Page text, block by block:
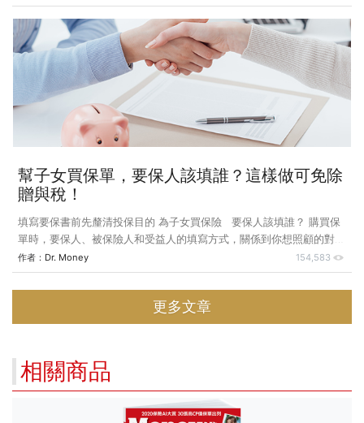
稅，但是這樣填寫就真的萬無一失了嗎？上期談到一位母親要為女兒買
保險存錢，重點在存錢，所以壽險的保額從低為宜，較好的安排是以女
兒為要保人，被保險人為母親，受益人為女兒。 結果有另一位母親來
找我，說她出錢為兒子買保險多年，後來兒子出車禍過世，她自己卻一
毛保險理賠金都拿不到，身故金都給了兒子的未成年女兒。由於兒子已
離婚，錢實際上是被女兒的媽媽，也就是兒子的前妻拿走。
幫子女買保單，要保人該填誰？這樣做可免除
贈與稅！
填寫要保書前先釐清投保目的 為子女買保險 要保人該填誰？ 購買保
單時，要保人、被保險人和受益人的填寫方式，關係到你想照顧的對象
權益是否有受到保障。而在探究這3者的關係以前，要先釐清投保的目
的，才能做出正確的決定。 一位朋友對「目標到期配息型保單」有興
趣，想為女兒存些錢，找我討論該如何安排投資較妥當？朋友是不到60
歲的媽媽，女兒已成年，不到30歲。朋友的問題是：保險要買誰的名
字？怎樣安排資金的流向最有利？ 首先我得先「破題」，「配息型保
的歸屬，既然是為女兒存錢，當然要安排為投保期間的配
作者： Dr. Money 154,583
更多文章
相關商品